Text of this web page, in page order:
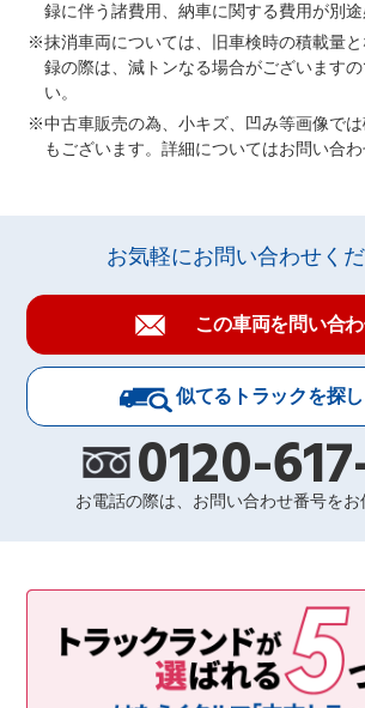
録に伴う諸費用、納車に関する費用が別途
抹消車両については、旧車検時の積載量
録の際は、減トンなる場合がございます
い。
中古車販売の為、小キズ、凹み等画像で
もございます。詳細についてはお問い合わ
お気軽にお問い合わせくだ
この車両を問い合
似てるトラックを探し
0120-
お電話の際は、お問い合わせ番号を